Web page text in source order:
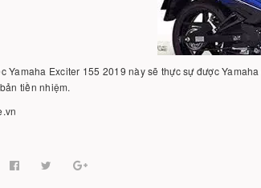
Yamaha Exciter 155 2019 này sẽ thực sự được
tiền nhiệm.